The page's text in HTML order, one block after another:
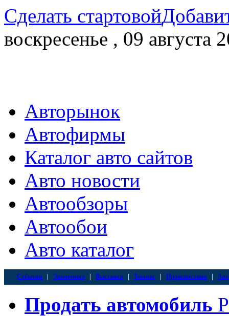
Сделать стартовой
воскресенье , 09 августа
Авторынок
Автофирмы
Каталог авто сайтов
Авто новости
Автообзоры
Автообои
Авто каталог
События Экономика Выставки Тюнинг Происшествия
Продать автомобиль